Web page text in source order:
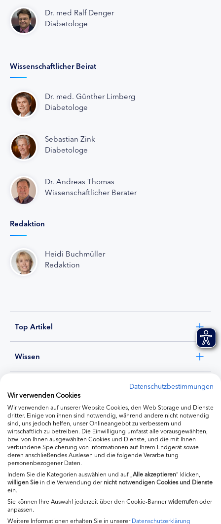
Dr. med Ralf Denger
Diabetologe
Wissenschaftlicher Beirat
Dr. med. Günther Limberg
Diabetologe
Sebastian Zink
Diabetologe
Dr. Andreas Thomas
Wissenschaftlicher Berater
Redaktion
Heidi Buchmüller
Redaktion
Top Artikel
Wissen
Ernährung
Produkte
Datenschutzbestimmungen
Wir verwenden Cookies
Wir verwenden auf unserer Website Cookies, den Web Storage und Dienste
dritter. Einige von ihnen sind notwendig, während andere nicht notwendig
sind, uns jedoch helfen, unser Onlineangebot zu verbessern und
wirtschaftlich zu betreiben. Die Einwilligung umfasst alle vorausgewählten,
bzw. von Ihnen ausgewählten Cookies und Dienste, und die mit Ihnen
verbundene Speicherung von Informationen auf Ihrem Endgerät sowie
deren anschließendes Auslesen und die folgende Verarbeitung
personenbezogener Daten.
Indem Sie die Kategorien auswählen und auf „ Alle akzeptieren“ klicken,
willigenSie in die Verwendung dernicht notwendigen Cookies und Dienste
ein.
Sie können Ihre Auswahl jederzeit über den Cookie-Bannerwiderrufenoder
anpassen.
Weitere Informationen erhalten Sie in unsererDatenschutzerklärung